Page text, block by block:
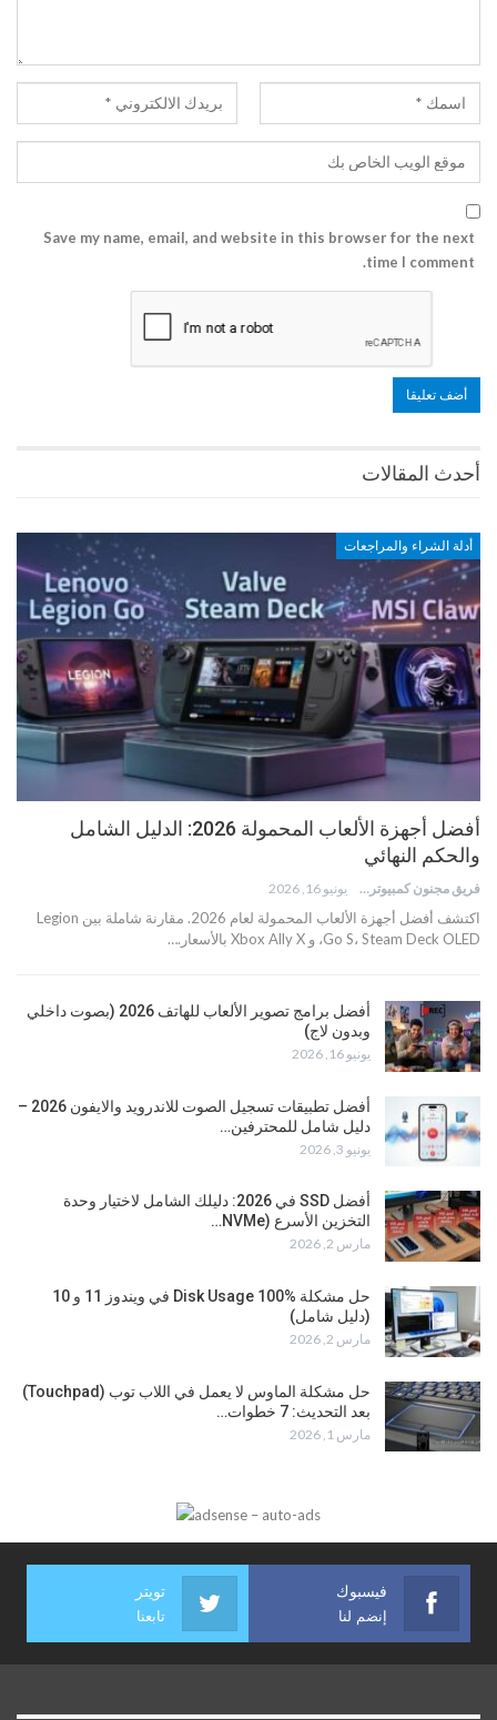
Save my name, email, and website in this browser for the next
time I comment.
أحدث المقالات
أدلة الشراء والمراجعات
أفضل أجهزة الألعاب المحمولة 2026: الدليل الشامل
والحكم النهائي
فريق مجنون كمبيوتر يونيو 16, 2026
اكتشف أفضل أجهزة الألعاب المحمولة لعام 2026. مقارنة شاملة بين Legion
Go S، Steam Deck OLED، و Xbox Ally X بالأسعار.…
أفضل برامج تصوير الألعاب للهاتف 2026 (بصوت داخلي
وبدون لاج)
يونيو 16, 2026
أفضل تطبيقات تسجيل الصوت للاندرويد والايفون 2026 –
دليل شامل للمحترفين…
يونيو 3, 2026
أفضل SSD في 2026: دليلك الشامل لاختيار وحدة
التخزين الأسرع (NVMe…
مارس 2, 2026
حل مشكلة Disk Usage 100% في ويندوز 11 و 10
(دليل شامل)
مارس 2, 2026
حل مشكلة الماوس لا يعمل في اللاب توب (Touchpad)
بعد التحديث: 7 خطوات…
مارس 1, 2026
فيسبوك
إنضم لنا
تويتر
تابعنا